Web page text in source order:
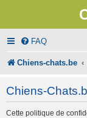
FAQ
Chiens-chats.be
Chiens-
Cette politique de